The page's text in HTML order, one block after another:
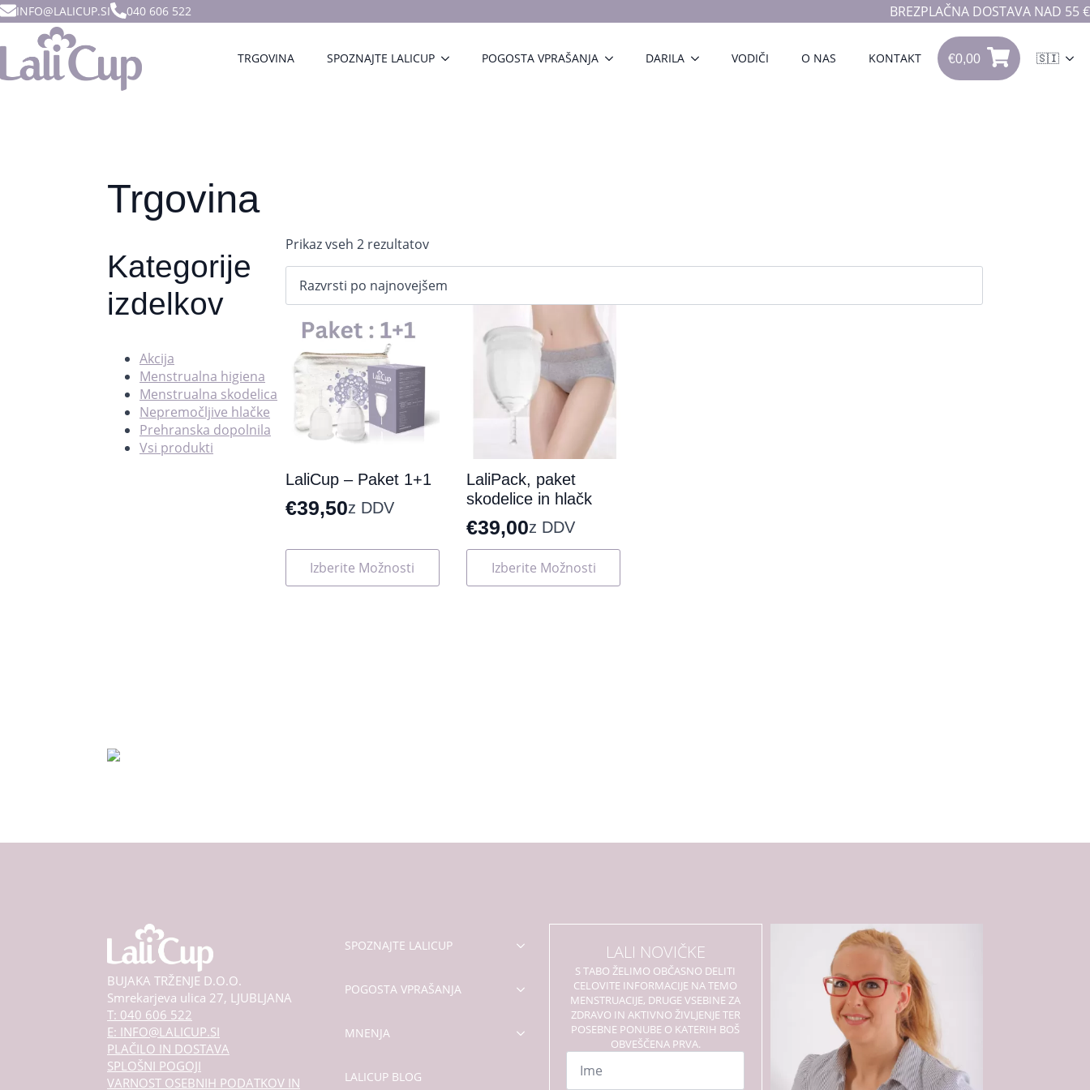
INFO@LALICUP.SI 040 606 522 BREZPLAČNA DOSTAVA NAD 55 €
TRGOVINA SPOZNAJTE LALICUP POGOSTA VPRAŠANJA DARILA VODIČI O NAS KONTAKT
€0,00
€0,00 🇸🇮
Trgovina
Kategorije
izdelkov
Akcija
Menstrualna higiena
Menstrualna skodelica
Nepremočljive hlačke
Prehranska dopolnila
Vsi produkti
Prikaz vseh 2 rezultatovRazvrščeno
datumu
LaliCup – Paket 1+1
€39,50z DDV
Izberite Možnosti
izdelek
LaliPack, paket
skodelice in hlačk
€39,00z DDV
Izberite Možnosti
izdelek
BUJAKA TRŽENJE D.O.O.
Smrekarjeva ulica 27, LJUBLJANA
T: 040 606 522
E: INFO@LALICUP.SI
PLAČILO IN DOSTAVA
SPLOŠNI POGOJI
VARNOST OSEBNIH PODATKOV IN
SPOZNAJTE LALICUP
POGOSTA VPRAŠANJA
MNENJA
LALICUP BLOG
LALI NOVIČKE
S TABO ŽELIMO OBČASNO DELITI
CELOVITE INFORMACIJE NA TEMO
MENSTRUACIJE, DRUGE VSEBINE ZA
ZDRAVO IN AKTIVNO ŽIVLJENJE TER
POSEBNE PONUBE O KATERIH BOŠ
OBVEŠČENA PRVA.
Ime